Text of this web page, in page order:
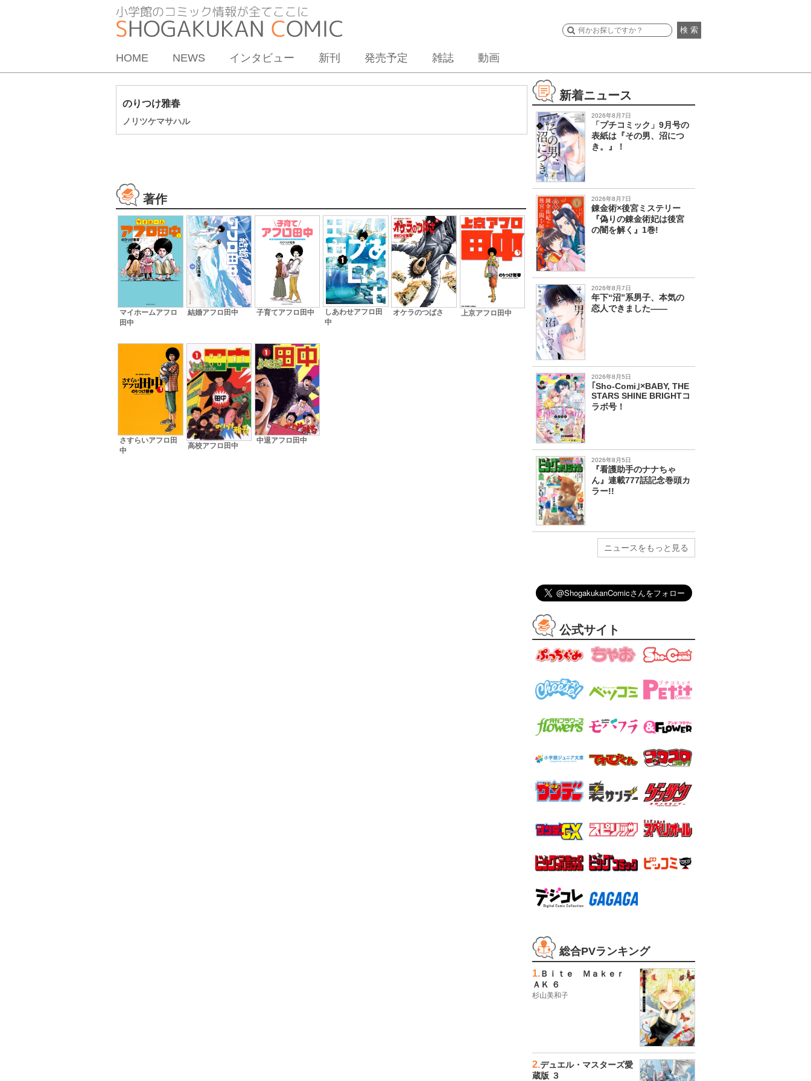
検 索
HOME NEWS インタビュー 新刊 発売予定 雑誌 動画
のりつけ雅春
ノリツケマサハル
著作
マイホームアフロ
田中
結婚アフロ田中 子育てアフロ田中
しあわせアフロ田
中
オケラのつばさ 上京アフロ田中
さすらいアフロ田
中
高校アフロ田中
中退アフロ田中
新着ニュース
2026年8月7日
「プチコミック」9月号の
表紙は『その男、沼につ
き。』！
2026年8月7日
錬金術×後宮ミステリー
『偽りの錬金術妃は後宮
の闇を解く』1巻!
2026年8月7日
年下“沼”系男子、本気の
恋人できました――
2026年8月5日
｢Sho-Comi｣×BABY, THE
STARS SHINE BRIGHTコ
ラボ号！
2026年8月5日
『看護助手のナナちゃ
ん』連載777話記念巻頭カ
ラー!!
ニュースをもっと見る
公式サイト
総合PVランキング
1.Ｂｉｔｅ Ｍａｋｅｒ
ＡＫ ６
杉山美和子
2.デュエル・マスターズ愛
蔵版 ３